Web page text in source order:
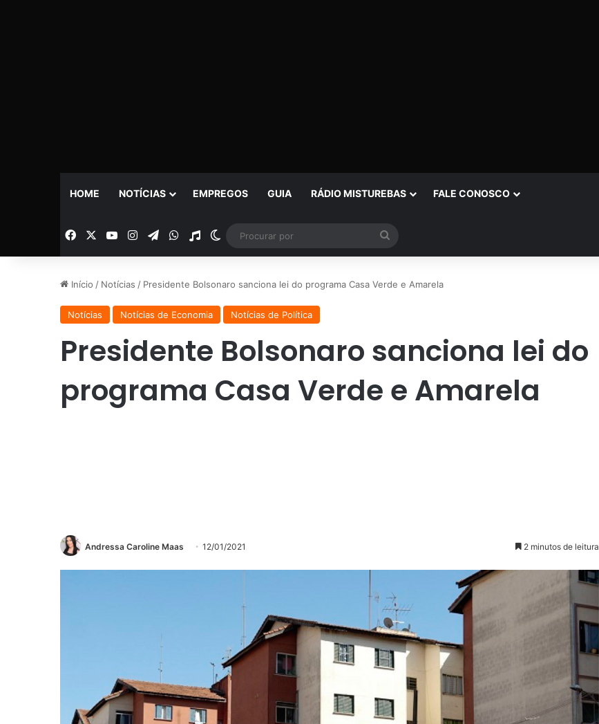
HOME NOTÍCIAS EMPREGOS GUIA RÁDIO MISTUREBAS FALE CONOSCO
Facebook YouTubeInstagramTelegramWhatsApp
Rádio Switch skin
por
Início / Notícias / Presidente Bolsonaro sanciona lei do programa Casa Verde e Amarela
Notícias Notícias de Economia Notícias de Política
Presidente Bolsonaro sanciona lei do
programa Casa Verde e Amarela
Andressa Caroline Maas 12/01/2021 2 minutos de leitura